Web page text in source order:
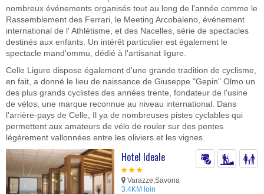
nombreux événements organisés tout au long de l'année comme le
Rassemblement des Ferrari, le Meeting Arcobaleno, événement
international de l' Athlétisme, et des Nacelles, série de spectacles
destinés aux enfants. Un intérêt particulier est également le
spectacle mand'ommu, dédié à l'artisanat ligure.
Celle Ligure dispose également d'une grande tradition de cyclisme,
en fait, a donné le lieu de naissance de Giuseppe "Gepin" Olmo un
des plus grands cyclistes des années trente, fondateur de l'usine
de vélos, une marque reconnue au niveau international. Dans
l'arrière-pays de Celle, Il ya de nombreuses pistes cyclables qui
permettent aux amateurs de vélo de rouler sur des pentes
légèrement vallonnées entre les oliviers et les vignes.
Hotel Ideale
Varazze,Savona
3.4KM loin